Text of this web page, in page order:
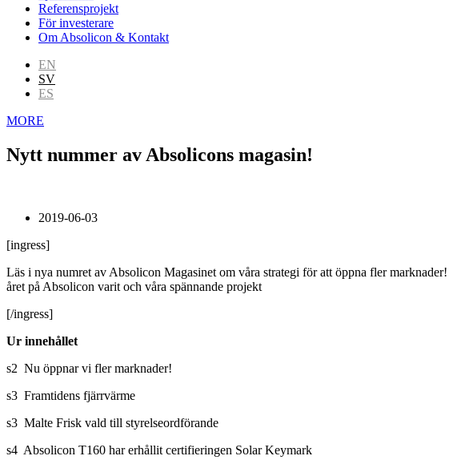
Referensprojekt
För investerare
Om Absolicon & Kontakt
EN
SV
ES
MORE
Nytt nummer av Absolicons magasin!
2019-06-03
[ingress]
Läs i nya numret av Absolicon Magasinet om våra strategi för att öppna fler
året på Absolicon varit och våra spännande projekt
[/ingress]
Ur innehållet
s2 Nu öppnar vi fler marknader!
s3 Framtidens fjärrvärme
s3 Malte Frisk vald till styrelseordförande
s4 Absolicon T160 har erhållit certifieringen Solar Keymark